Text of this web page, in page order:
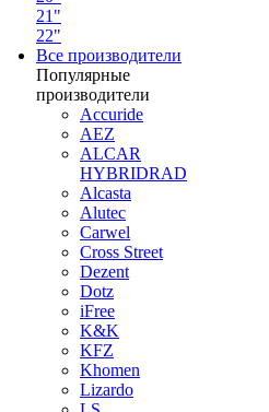
21"
22"
Все производители
Популярные
производители
Accuride
AEZ
ALCAR
HYBRIDRAD
Alcasta
Alutec
Carwel
Cross Street
Dezent
Dotz
iFree
K&K
KFZ
Khomen
Lizardo